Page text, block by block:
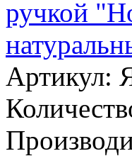
ручкой
Артикул: